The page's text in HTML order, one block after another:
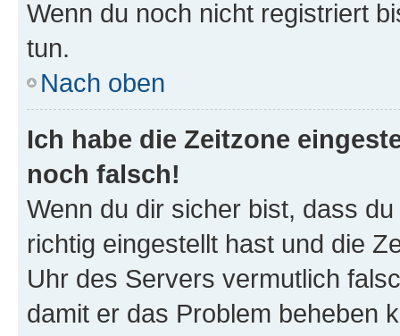
Wenn du noch nicht registriert
tun.
Nach oben
Ich habe die Zeitzone
noch falsch!
Wenn du dir sicher bist, dass
richtig eingestellt hast und die
Uhr des Servers vermutlich
damit er das Problem beheben